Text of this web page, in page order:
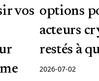
vos options
acteurs
restés à
2026-07-02